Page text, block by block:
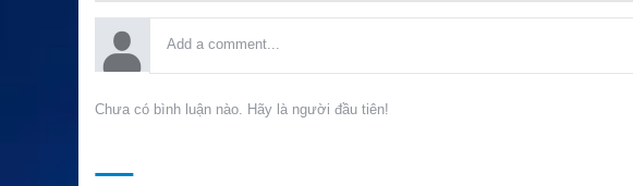
Chưa có bình luận nào. Hãy là người đầu tiên!